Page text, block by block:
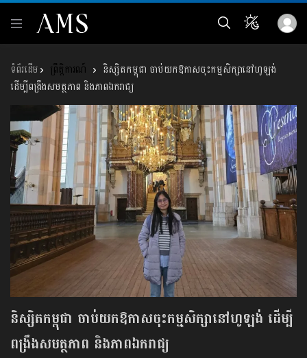
ព្រឹត្តិការណ៍
និស្សិតកម្ពុជា ចាប់យកឱកាសចុះកម្មសិក្សានៅហូឡង់
ដើម្បីពង្រឹងសមត្ថភាព និងភាពឯករាជ្យ
និស្សិតកម្ពុជា ចាប់យកឱកាសចុះកម្មសិក្សានៅហូឡង់ ដើម្បី
ពង្រឹងសមត្ថភាព និងភាពឯករាជ្យ